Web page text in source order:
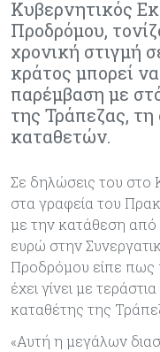
Κυβερνητικός
Προδρόμου,
χρονική στιγμή
κράτος μπορεί
παρέμβαση με
της Τράπεζας,
καταθετών.
Σε δηλώσεις του
στα γραφεία του
με την κατάθεση από
ευρώ στην
Προδρόμου είπε πως
έχει γίνει με
καταθέτης της
«Αυτή η μεγάλων